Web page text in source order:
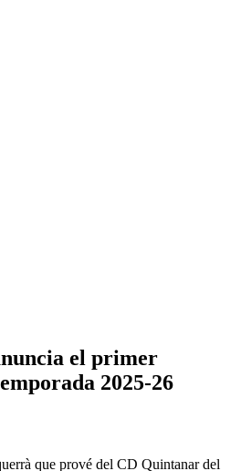
el primer
2025-26
que prové del CD Quintanar del